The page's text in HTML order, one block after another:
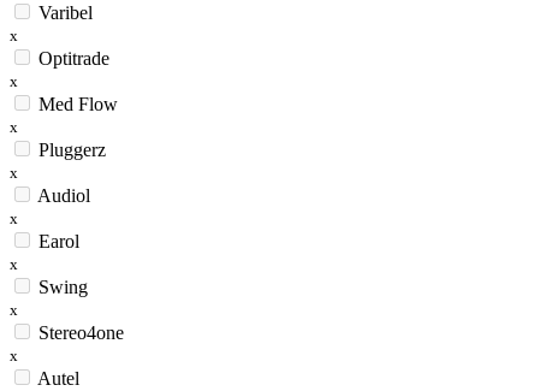
Varibel
x
Optitrade
x
Med Flow
x
Pluggerz
x
Audiol
x
Earol
x
Swing
x
Stereo4one
x
Autel